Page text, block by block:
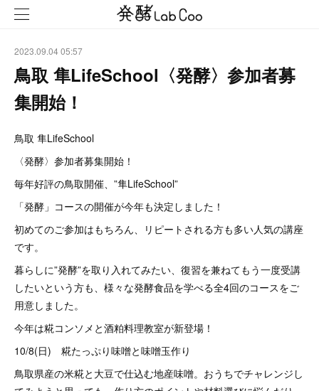
2023.09.04 05:57
鳥取 隼LifeSchool〈発酵〉参加者募
集開始！
鳥取 隼LifeSchool
〈発酵〉参加者募集開始！
毎年好評の鳥取開催、”隼LifeSchool”
「発酵」コースの開催が今年も決定しました！
初めてのご参加はもちろん、リピートされる方も多い人気の講座
です。
暮らしに”発酵”を取り入れてみたい、復習を兼ねてもう一度受講
したいという方も、様々な発酵食品を学べる全4回のコースをご
用意しました。
今年は糀コンソメと酒粕料理教室が新登場！
10/8(日) 糀たっぷり味噌と味噌玉作り
鳥取県産の米糀と大豆で仕込む地産味噌。おうちでチャレンジし